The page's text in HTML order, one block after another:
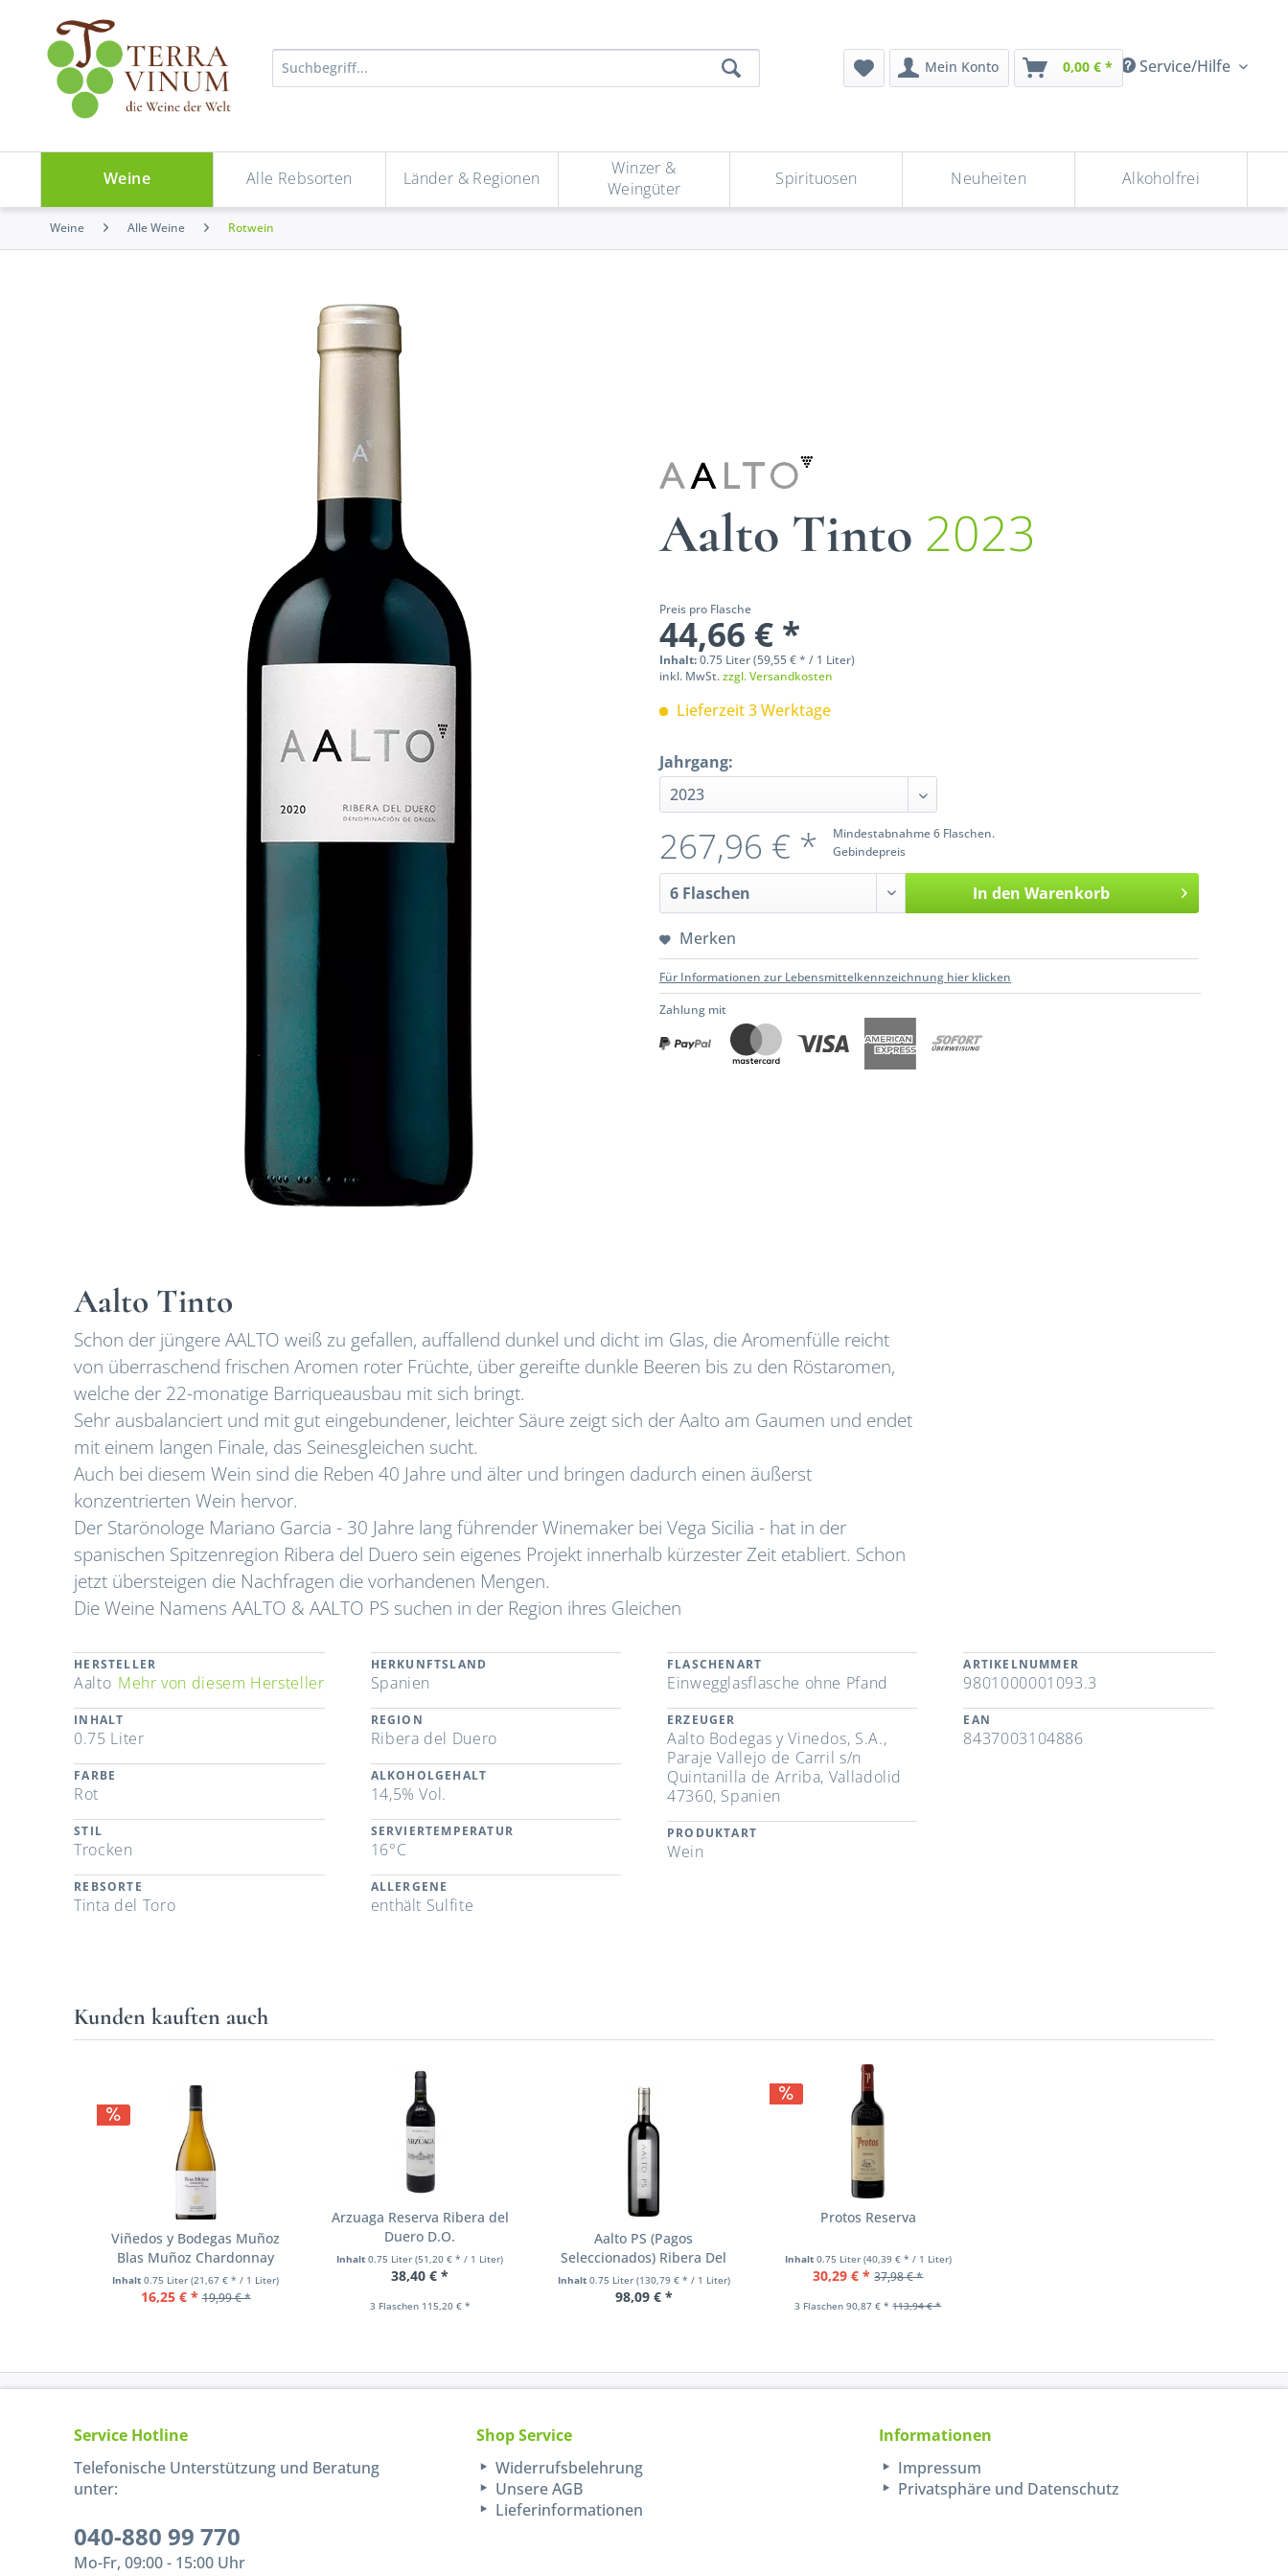
Service/Hilfe
Mein Konto 0,00 € *
Weine Alle Rebsorten Länder & Regionen
Winzer &
Weingüter
Spirituosen Neuheiten Alkoholfrei
Weine Alle Weine Rotwein
Aalto Tinto 2023
Preis pro Flasche
44,66 € *
Inhalt:0.75 Liter (59,55 € * / 1 Liter)
inkl. MwSt.zzgl. Versandkosten
Lieferzeit 3 Werktage
Jahrgang:
Mindestabnahme 6 Flaschen.
Gebindepreis
267,96 € *
In den Warenkorb
Merken
Für Informationen zur Lebensmittelkennzeichnung hier klicken
Zahlung mit
Aalto Tinto
Schon der jüngereAALTO weiß zu gefallen, auffallend dunkel und dicht im Glas, die Aromenfülle reicht
von überraschend frischen Aromen roter Früchte, über gereifte dunkle Beeren bis zu den Röstaromen,
welche der 22-monatige Barriqueausbau mit sich bringt.
Sehr ausbalanciert und mit gut eingebundener, leichter Säure zeigt sich der Aalto am Gaumen und endet
mit einem langen Finale, das Seinesgleichen sucht.
Auch bei diesem Wein sind die Reben 40 Jahre und älter und bringen dadurch einen äußerst
konzentrierten Wein hervor.
Der Starönologe Mariano Garcia - 30 Jahre lang führender Winemaker bei Vega Sicilia - hat in der
spanischen Spitzenregion Ribera del Duero sein eigenes Projekt innerhalb kürzester Zeit etabliert. Schon
jetzt übersteigen die Nachfragen die vorhandenen Mengen.
Die Weine Namens AALTO & AALTO PS suchen in der Region ihres Gleichen
HERSTELLER
Aalto Mehr von diesem Hersteller
INHALT
0.75 Liter
FARBE
Rot
STIL
Trocken
REBSORTE
Tinta del Toro
HERKUNFTSLAND
Spanien
REGION
Ribera del Duero
ALKOHOLGEHALT
14,5% Vol.
SERVIERTEMPERATUR
16°C
ALLERGENE
enthält Sulfite
FLASCHENART
Einwegglasflasche ohne Pfand
ERZEUGER
Aalto Bodegas y Vinedos, S.A.,
Paraje Vallejo de Carril s/n
Quintanilla de Arriba, Valladolid
47360, Spanien
PRODUKTART
Wein
ARTIKELNUMMER
9801000001093.3
EAN
8437003104886
Kunden kauften auch
Viñedos y Bodegas Muñoz
Blas Muñoz Chardonnay
Inhalt0.75 Liter(21,67 € * / 1 Liter)
16,25 € * 19,99 € *
Arzuaga Reserva Ribera del
Duero D.O.
Inhalt0.75 Liter(51,20 € * / 1 Liter)
38,40 € *
3 Flaschen 115,20 € *
Aalto PS (Pagos
Seleccionados) Ribera Del
Duero
Inhalt 0.75 Liter (130,79 € * / 1 Liter)
98,09 € *
Protos Reserva
Inhalt 0.75 Liter (40,39 € * / 1 Liter)
30,29 € * 37,98 € *
3 Flaschen 90,87 € * 113,94 € *
Service Hotline
Telefonische Unterstützung und Beratung
unter:
040-880 99 770
Mo-Fr, 09:00 - 15:00 Uhr
Shop Service
Widerrufsbelehrung
Unsere AGB
Lieferinformationen
Informationen
Impressum
Privatsphäre und Datenschutz